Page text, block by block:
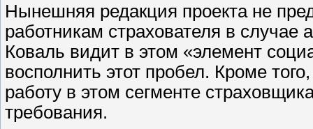
Нынешняя редакция проекта не
работникам страхователя в случае
Коваль видит в этом «элемент
восполнить этот пробел. Кроме
работу в этом сегменте
требования.